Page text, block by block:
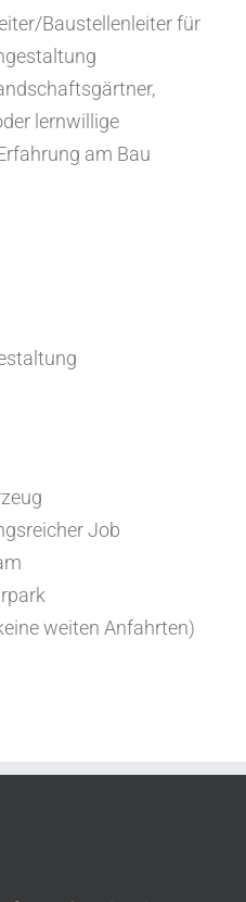
Baustellenleiter für
lernwillige
am Bau
Job
weiten Anfahrten)